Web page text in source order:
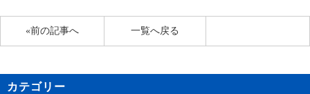
«前の記事へ 一覧へ戻る
カテゴリー